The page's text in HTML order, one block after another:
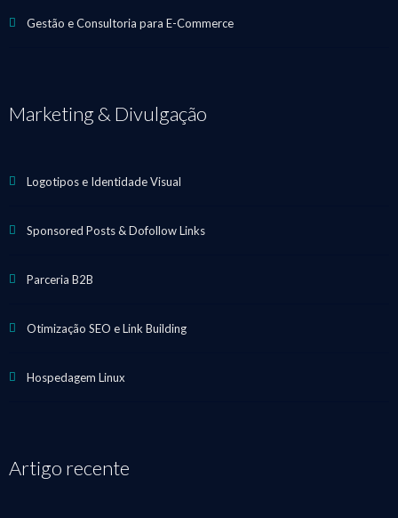
Gestão e Consultoria para E-Commerce
Marketing & Divulgação
Logotipos e Identidade Visual
Sponsored Posts & Dofollow Links
Parceria B2B
Otimização SEO e Link Building
Hospedagem Linux
Artigo recente